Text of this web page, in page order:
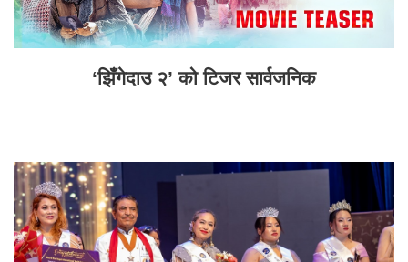
‘झिँगेदाउ २’ को टिजर सार्वजनिक